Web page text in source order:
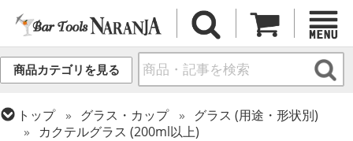
商品カテゴリを見る
トップ グラス・カップ
グラス (用途・形状別)
カクテルグラス (200ml以上)